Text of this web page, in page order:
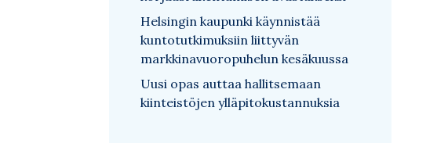
Helsingin kaupunki käynnistää
kuntotutkimuksiin liittyvän
markkinavuoropuhelun kesäkuussa
Uusi opas auttaa hallitsemaan
kiinteistöjen ylläpitokustannuksia